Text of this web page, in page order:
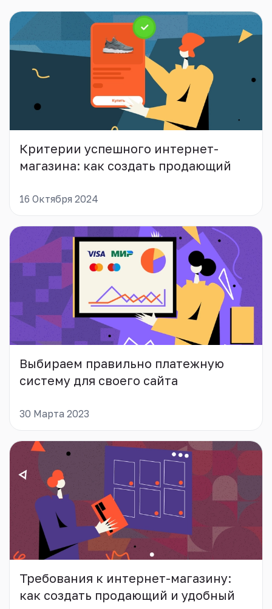
Критерии успешного интернет-
магазина: как создать продающий
16 Октября 2024
Выбираем правильно платежную
систему для своего сайта
30 Марта 2023
Требования к интернет-магазину:
как создать продающий и удобный